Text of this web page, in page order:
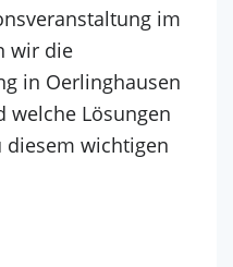
im
wir die
in Oerlinghausen
welche Lösungen
diesem wichtigen